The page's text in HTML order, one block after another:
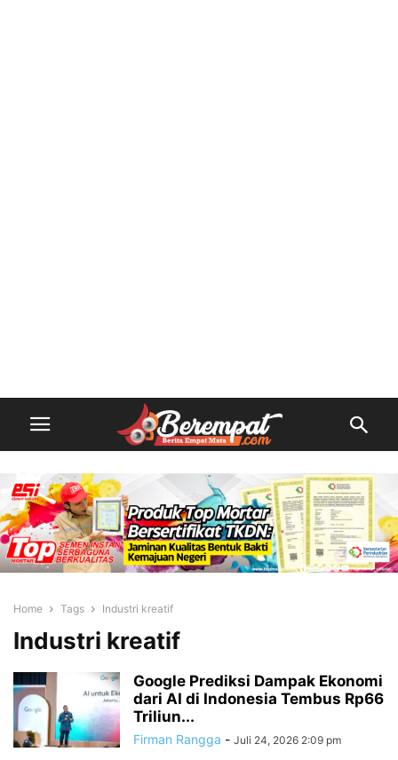
Home Tags Industri kreatif
Industri kreatif
Google Prediksi Dampak Ekonomi
dari AI di Indonesia Tembus Rp66
Triliun...
Firman Rangga - Juli 24, 2026 2:09 pm